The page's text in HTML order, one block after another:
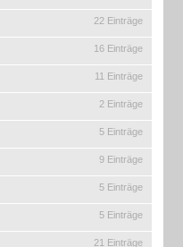
22 Einträge
16 Einträge
11 Einträge
2 Einträge
5 Einträge
9 Einträge
5 Einträge
5 Einträge
21 Einträge